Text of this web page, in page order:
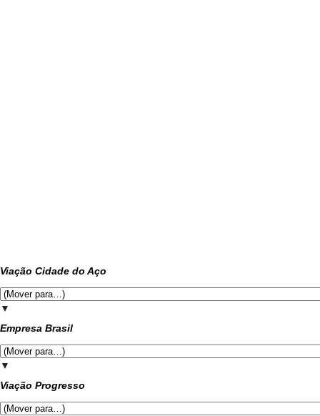
Viação Cidade do Aço
▼
Empresa Brasil
▼
Viação Progresso